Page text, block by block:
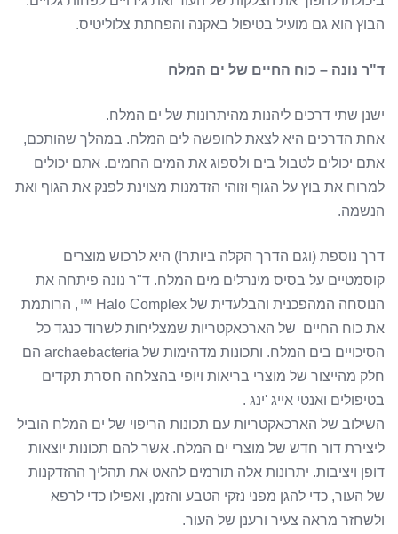
הבוץ הוא גם מועיל בטיפול באקנה והפחתת צלוליטיס.
ד"ר נונה – כוח החיים של ים המלח
ישנן שתי דרכים ליהנות מהיתרונות של ים המלח.
אחת הדרכים היא לצאת לחופשה לים המלח. במהלך שהותכם,
אתם יכולים לטבול בים ולספוג את המים החמים. אתם יכולים
למרוח את בוץ על הגוף וזוהי הזדמנות מצוינת לפנק את הגוף ואת
הנשמה.
דרך נוספת (וגם הדרך הקלה ביותר!) היא לרכוש מוצרים
קוסמטיים על בסיס מינרלים מים המלח. ד"ר נונה פיתחה את
הנוסחה המהפכנית והבלעדית של Halo Complex ™, הרותמת
את כוח החיים של הארכאקטריות שמצליחות לשרוד כנגד כל
הסיכויים בים המלח. ותכונות מדהימות של archaebacteria הם
חלק מהייצור של מוצרי בריאות ויופי בהצלחה חסרת תקדים
בטיפולים ואנטי אייג 'ינג .
השילוב של הארכאקטריות עם תכונות הריפוי של ים המלח הוביל
ליצירת דור חדש של מוצרי ים המלח. אשר להם תכונות יוצאות
דופן ויציבות. יתרונות אלה תורמים להאט את תהליך ההזדקנות
של העור, כדי להגן מפני נזקי הטבע והזמן, ואפילו כדי לרפא
ולשחזר מראה צעיר ורענן של העור.